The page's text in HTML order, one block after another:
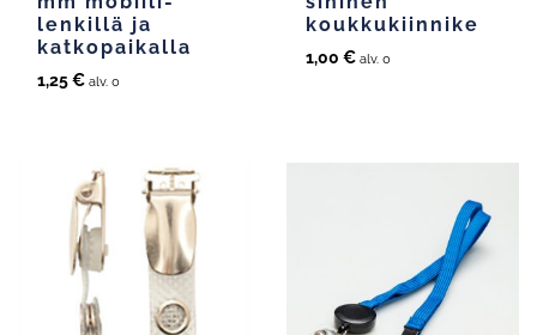
lenkillä ja
katkopaikalla
1,25€ alv. 0
koukkukiinnike
1,00 € alv. 0